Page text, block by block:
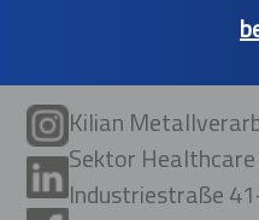
Kilian
Sektor Healthcare
Industriestraße